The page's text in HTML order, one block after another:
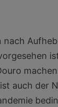
auch der